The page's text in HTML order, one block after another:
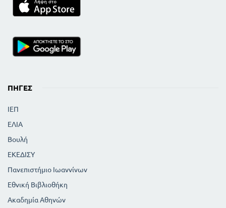
ΠΗΓΈΣ
ΙΕΠ
ΕΛΙΑ
Βουλή
ΕΚΕΔΙΣΥ
Πανεπιστήμιο Ιωαννίνων
Εθνική Βιβλιοθήκη
Ακαδημία Αθηνών